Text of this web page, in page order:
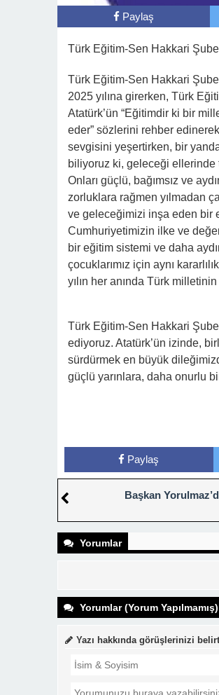
Paylaş
Türk Eğitim-Sen Hakkari
Türk Eğitim-Sen Hakkari
2025 yılına girerken, Türk
Atatürk’ün “Eğitimdir ki bir
eder” sözlerini rehber
sevgisini yeşertirken, bir
biliyoruz ki, geleceği ellerinde
Onları güçlü, bağımsız ve
zorluklara rağmen yılmadan
ve geleceğimizi inşa eden bir
Cumhuriyetimizin ilke ve
bir eğitim sistemi ve daha
çocuklarımız için aynı
yılın her anında Türk
Türk Eğitim-Sen Hakkari
ediyoruz. Atatürk’ün izinde,
sürdürmek en büyük
güçlü yarınlara, daha onurlu
Paylaş
Başkan
Yorumlar
Yorumlar (Yorum Yapılmamış)
Yazı hakkında görüşlerinizi